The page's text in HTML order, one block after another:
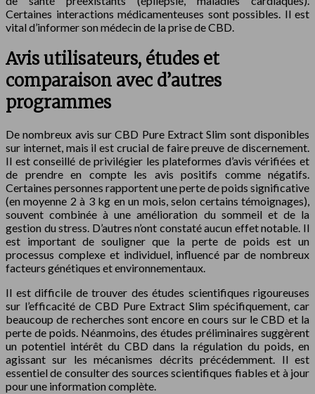
Certaines interactions médicamenteuses sont possibles. Il est
vital d’informer son médecin de la prise de CBD.
Avis utilisateurs, études et
comparaison avec d’autres
programmes
De nombreux avis sur CBD Pure Extract Slim sont disponibles
sur internet, mais il est crucial de faire preuve de discernement.
Il est conseillé de privilégier les plateformes d’avis vérifiées et
de prendre en compte les avis positifs comme négatifs.
Certaines personnes rapportent une perte de poids significative
(en moyenne 2 à 3 kg en un mois, selon certains témoignages),
souvent combinée à une amélioration du sommeil et de la
gestion du stress. D’autres n’ont constaté aucun effet notable. Il
est important de souligner que la perte de poids est un
processus complexe et individuel, influencé par de nombreux
facteurs génétiques et environnementaux.
Il est difficile de trouver des études scientifiques rigoureuses
sur l’efficacité de CBD Pure Extract Slim spécifiquement, car
beaucoup de recherches sont encore en cours sur le CBD et la
perte de poids. Néanmoins, des études préliminaires suggèrent
un potentiel intérêt du CBD dans la régulation du poids, en
agissant sur les mécanismes décrits précédemment. Il est
essentiel de consulter des sources scientifiques fiables et à jour
pour une information complète.